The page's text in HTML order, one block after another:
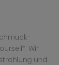
Wir
und